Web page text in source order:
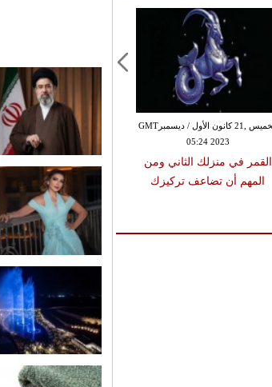
الخميس ,21 كانون الأول / ديسمبرGMT
05:24 2023
القمر في منزلك الثاني ومن
المهم أن تضاعف تركيزك